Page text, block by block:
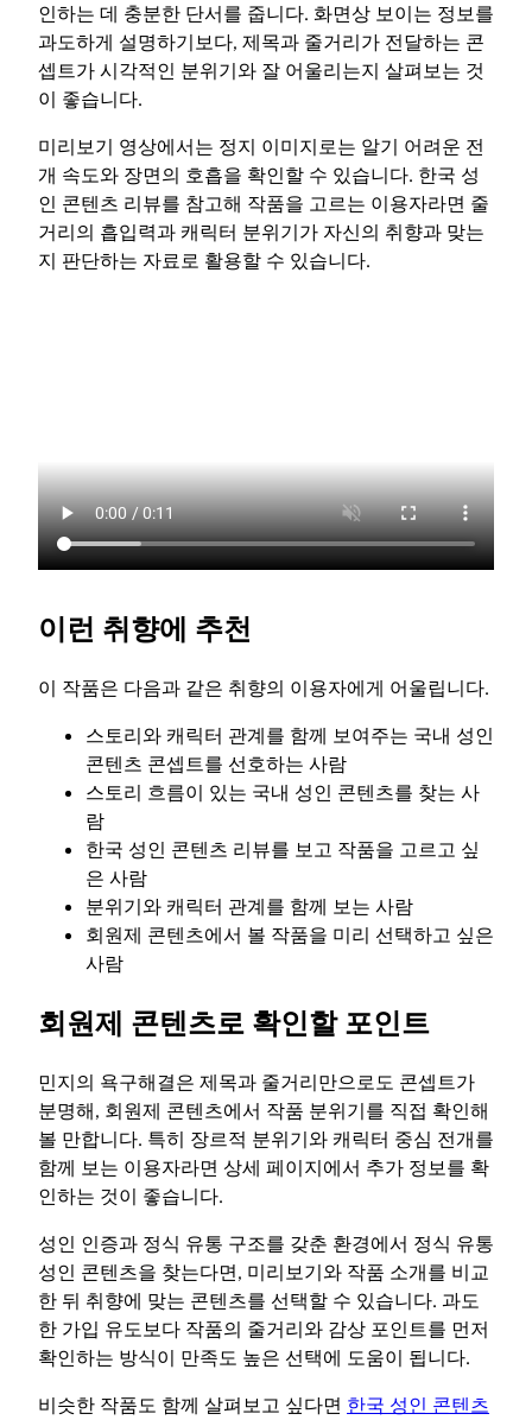
인하는 데 충분한 단서를 줍니다. 화면상 보이는 정보를
과도하게 설명하기보다, 제목과 줄거리가 전달하는 콘
셉트가 시각적인 분위기와 잘 어울리는지 살펴보는 것
이 좋습니다.
미리보기 영상에서는 정지 이미지로는 알기 어려운 전
개 속도와 장면의 호흡을 확인할 수 있습니다. 한국 성
인 콘텐츠 리뷰를 참고해 작품을 고르는 이용자라면 줄
거리의 흡입력과 캐릭터 분위기가 자신의 취향과 맞는
지 판단하는 자료로 활용할 수 있습니다.
이런 취향에 추천
이 작품은 다음과 같은 취향의 이용자에게 어울립니다.
스토리와 캐릭터 관계를 함께 보여주는 국내 성인
콘텐츠 콘셉트를 선호하는 사람
스토리 흐름이 있는 국내 성인 콘텐츠를 찾는 사
람
한국 성인 콘텐츠 리뷰를 보고 작품을 고르고 싶
은 사람
분위기와 캐릭터 관계를 함께 보는 사람
회원제 콘텐츠에서 볼 작품을 미리 선택하고 싶은
사람
회원제 콘텐츠로 확인할 포인트
민지의 욕구해결은 제목과 줄거리만으로도 콘셉트가
분명해, 회원제 콘텐츠에서 작품 분위기를 직접 확인해
볼 만합니다. 특히 장르적 분위기와 캐릭터 중심 전개를
함께 보는 이용자라면 상세 페이지에서 추가 정보를 확
인하는 것이 좋습니다.
성인 인증과 정식 유통 구조를 갖춘 환경에서 정식 유통
성인 콘텐츠을 찾는다면, 미리보기와 작품 소개를 비교
한 뒤 취향에 맞는 콘텐츠를 선택할 수 있습니다. 과도
한 가입 유도보다 작품의 줄거리와 감상 포인트를 먼저
확인하는 방식이 만족도 높은 선택에 도움이 됩니다.
비슷한 작품도 함께 살펴보고 싶다면 한국 성인 콘텐츠